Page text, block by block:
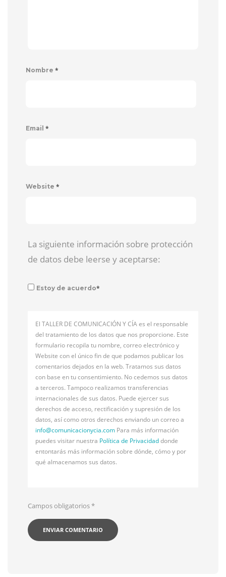
Nombre *
Email *
Website *
La siguiente información sobre protección
de datos debe leerse y aceptarse:
Estoy de acuerdo*
El TALLER DE COMUNICACIÓN Y CÍA es el responsable
del tratamiento de los datos que nos proporcione. Este
formulario recopila tu nombre, correo electrónico y
Website con el único fin de que podamos publicar los
comentarios dejados en la web. Tratamos sus datos
con base en tu consentimiento. No cedemos sus datos
a terceros. Tampoco realizamos transferencias
internacionales de sus datos. Puede ejercer sus
derechos de acceso, rectificación y supresión de los
datos, así como otros derechos enviando un correo a
info@comunicacionycia.com Para más información
puedes visitar nuestra Política de Privacidaddonde
entontarás más información sobre dónde, cómo y por
qué almacenamos sus datos.
Campos obligatorios*